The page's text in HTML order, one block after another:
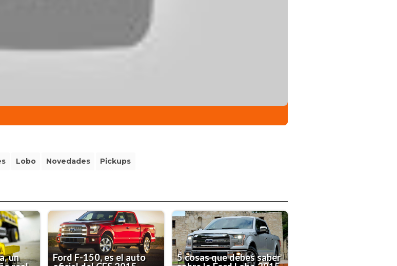
Lobo Novedades Pickups
un
Ford F-150, es el auto
5 cosas que debes saber